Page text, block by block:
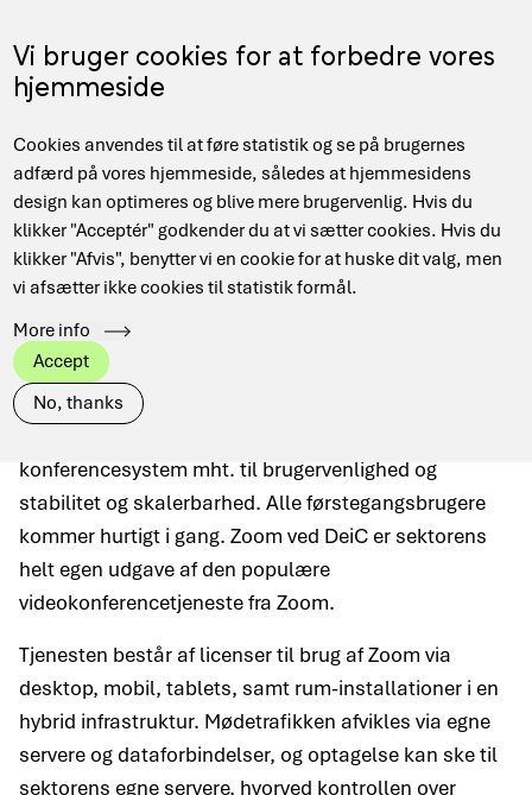
Vi bruger cookies for at forbedre vores
hjemmeside
Cookies anvendes til at føre statistik og se på brugernes
adfærd på vores hjemmeside, således at hjemmesidens
design kan optimeres og blive mere brugervenlig. Hvis du
klikker "Acceptér" godkender du at vi sætter cookies. Hvis du
klikker "Afvis", benytter vi en cookie for at huske dit valg, men
vi afsætter ikke cookies til statistik formål.
More info
Accept
No, thanks
to
main
content
DA
Main
navigation
Breadcrumb
Hjem Zoom
Zoom
Zoom bruges til videomøder til forsknings- og
konferencesystem mht. til brugervenlighed og
stabilitet og skalerbarhed. Alle førstegangsbrugere
kommer hurtigt i gang. Zoom ved DeiC er sektorens
helt egen udgave af den populære
videokonferencetjeneste fra Zoom.
Tjenesten består af licenser til brug af Zoom via
desktop, mobil, tablets, samt rum-installationer i en
hybrid infrastruktur. Mødetrafikken afvikles via egne
servere og dataforbindelser, og optagelse kan ske til
sektorens egne servere, hvorved kontrollen over